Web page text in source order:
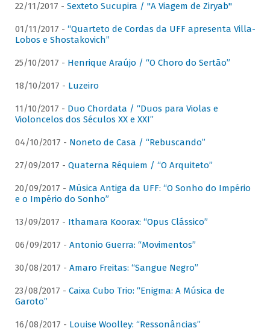
22/11/2017 - Sexteto Sucupira / "A Viagem de Ziryab"
01/11/2017 - “Quarteto de Cordas da UFF apresenta Villa-
Lobos e Shostakovich”
25/10/2017 - Henrique Araújo / “O Choro do Sertão”
18/10/2017 - Luzeiro
11/10/2017 - Duo Chordata / “Duos para Violas e
Violoncelos dos Séculos XX e XXI”
04/10/2017 - Noneto de Casa / “Rebuscando”
27/09/2017 - Quaterna Réquiem / “O Arquiteto”
20/09/2017 - Música Antiga da UFF: “O Sonho do Império
e o Império do Sonho”
13/09/2017 - Ithamara Koorax: “Opus Clássico”
06/09/2017 - Antonio Guerra: “Movimentos”
30/08/2017 - Amaro Freitas: “Sangue Negro”
23/08/2017 - Caixa Cubo Trio: “Enigma: A Música de
Garoto”
16/08/2017 - Louise Woolley: “Ressonâncias”